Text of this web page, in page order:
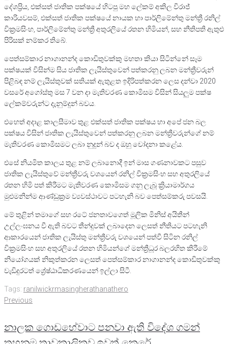
දේශප්‍රිය, එක්සත් ජාතික පක්ෂයේ හිටපු මහ ලේකම් අකිල විරාජ්
කාරියවසම්, එක්සත් ජාතික පක්ෂයේ නායක හා පාර්ලිමේන්තු මන්ත්‍රී රනිල්
වික්‍රමසිංහ, පාර්ලිමේන්තු මන්ත්‍රී අතුරලියේ රතන හිමියන්, සහ නීතිපති ඇතුළු
පිරිසක් නම්කර තිබේ.
පෙත්සම්කාර නාගානන්ද කොඩිතුවක්කු මහතා කියා සිටින්නේ සෑම
පක්ෂයක් විසින්ම සිය ජාතික ලැයිස්තුවෙන් පත්කරනු ලබන මන්ත්‍රීවරුන්
පිළිබඳ නම් ලැයිස්තුවක් සතියක් ඇතුළත ඉදිරිපත්කරන ලෙස දන්වා 2020
වසරේ අගෝස්තු මස 7 වන දා මැතිවරණ කොමිසම විසින් සියලුම පක්ෂ
ලේකම්වරුන්ට දැනුම්දුන් බවය.
එහෙත් අදාළ කාලසීමාව තුළ එක්සත් ජාතික පක්ෂය හා අපේ ජන බල
පක්ෂය විසින් ජාතික ලැයිස්තුවෙන් පත්කරනු ලබන මන්ත්‍රීවරුන්ගේ නම්
මැතිවරණ කොමිසමට ලබා නුදුන් බව ද ඔහු චෝදනා කළේය.
එසේ නියමිත කාලය තුළ නම් ලබානොදී ඉන් මාස ගණනාවකට පසුව
ජාතික ලැයිස්තුවේ මන්ත්‍රීවරු වශයෙන් රනිල් වික්‍රමසිංහ සහ අතුරලියේ
රතන හිමි පත් කිරීමට මැතිවරණ කොමිසම ගනු ලැබූ ක්‍රියාමාර්ගය
මුළුමනින්ම ආණ්ඩුක්‍රම ව්‍යවස්ථාවට පටහැනි බව පෙත්සම්කරු පවසයි.
මේ තුළින් තමාගේ සහ රටේ ජනතාවගෙත් මූලික මිනිස් අයිතීන්
උල්ලංඝනය වී ඇති බවට තීන්දුවක් ලබාදෙන ලෙසත් නීතියට පටහැනි
ආකාරයෙන් ජාතික ලැයිස්තු මන්ත්‍රීවරු වශයෙන් පත්වී සිටින රනිල්
වික්‍රමසිංහ සහ අතුරලියේ රතන හිමියන්ගේ මන්ත්‍රීධූර බලරහිත කිරීමේ
නියෝගයක් නිකුත්කරන ලෙසත් පෙත්සම්කාර නාගානන්ද කොඩිතුවක්කු
වැඩිදුරටත් ශ්‍රේෂ්ඨාධිකරණයෙන් ඉල්ලා සිටී.
Tags: ranilwickrmasingherathanathero
Post
Previous
Previous
නාලක ගොඩහේවාට පනවා ඇති විදේශ ගමන්